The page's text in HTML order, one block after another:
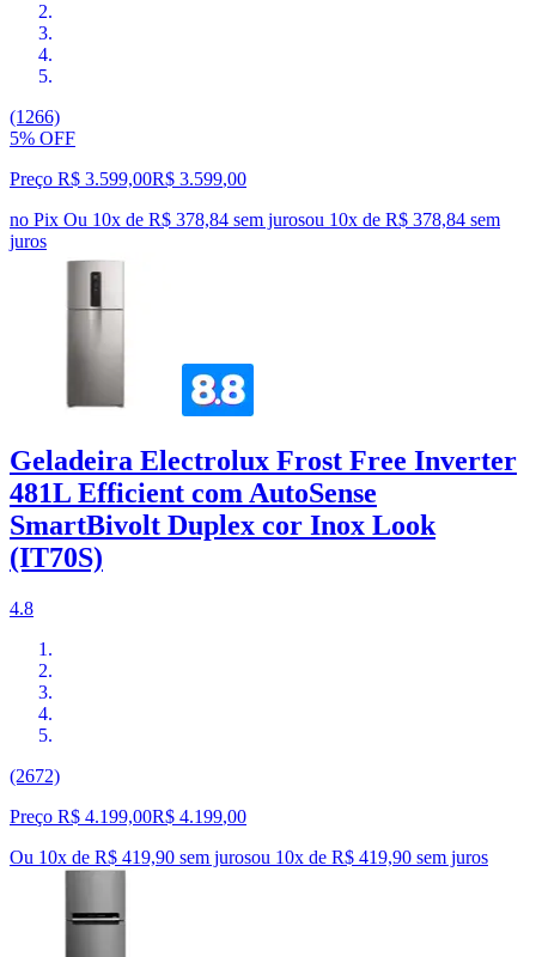
(1266)
5% OFF
Preço R$ 3.599,00R$ 3.599,00
no Pix Ou 10x de R$ 378,84 sem jurosou 10x de R$ 378,84 sem
juros
Geladeira Electrolux Frost Free Inverter
481L Efficient com AutoSense
SmartBivolt Duplex cor Inox Look
(IT70S)
4.8
(2672)
Preço R$ 4.199,00R$ 4.199,00
Ou 10x de R$ 419,90 sem jurosou 10x de R$ 419,90 sem juros